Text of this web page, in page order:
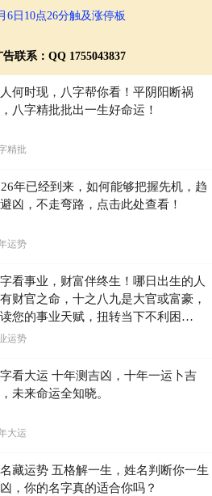
6日10点26分触及涨停板
告联系：QQ 1755043837
何时现，八字帮你看！平阴阳断祸
八字精批批出一生好命运！
精批
年已经到来，如何能够把握先机，趋
凶，不走弯路，点击此处查看！
运势
看事业，财富伴终生！哪日出生的人
财官之命，十之八九是大官或富豪，
您的事业天赋，扭转当下不利困
！
运势
看大运 十年测吉凶，十年一运卜吉
未来命运全知晓。
大运
藏运势 五格解一生，姓名判断你一生
，你的名字真的适合你吗？